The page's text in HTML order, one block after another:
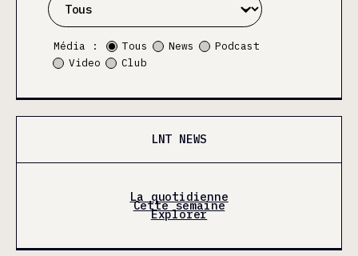
Média : Tous News
Podcast
Video
Club
LNT NEWS
La quotidienne
Cette semaine
Explorer